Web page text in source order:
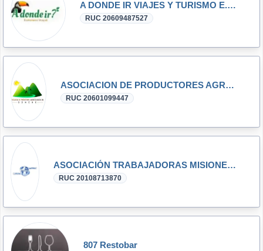
A DONDE IR VIAJES Y TURISMO E.I.R.L.
RUC 20609487527
ASOCIACION DE PRODUCTORES AGROECOLOGICOS DEL SONCHE
RUC 20601099447
ASOCIACIÓN TRABAJADORAS MISIONERAS DE LA INMACULADA L´EAU VIVE DEL PERÚ
RUC 20108713870
807 Restobar